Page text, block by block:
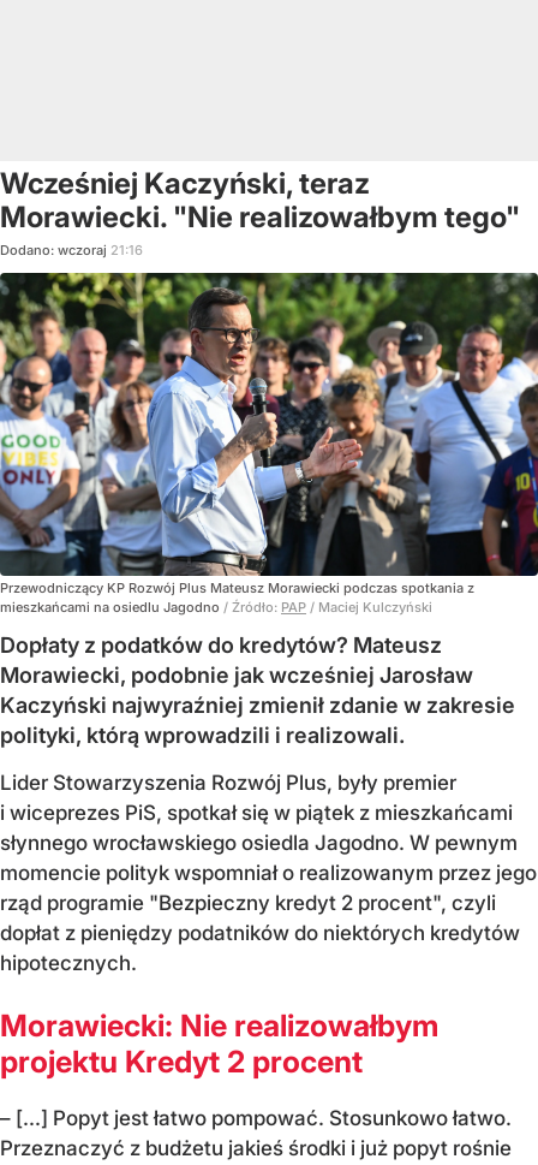
Wcześniej Kaczyński, teraz
Morawiecki. "Nie realizowałbym tego"
Dodano: wczoraj 21:16
Przewodniczący KP Rozwój Plus Mateusz Morawiecki podczas spotkania z
mieszkańcami na osiedlu Jagodno / Źródło: PAP / Maciej Kulczyński
Dopłaty z podatków do kredytów? Mateusz
Morawiecki, podobnie jak wcześniej Jarosław
Kaczyński najwyraźniej zmienił zdanie w zakresie
polityki, którą wprowadzili i realizowali.
Lider Stowarzyszenia Rozwój Plus, były premier
i wiceprezes PiS, spotkał się w piątek z mieszkańcami
słynnego wrocławskiego osiedla Jagodno. W pewnym
momencie polityk wspomniał o realizowanym przez jego
rząd programie "Bezpieczny kredyt 2 procent", czyli
dopłat z pieniędzy podatników do niektórych kredytów
hipotecznych.
Morawiecki: Nie realizowałbym
projektu Kredyt 2 procent
– [...] Popyt jest łatwo pompować. Stosunkowo łatwo.
Przeznaczyć z budżetu jakieś środki i już popyt rośnie